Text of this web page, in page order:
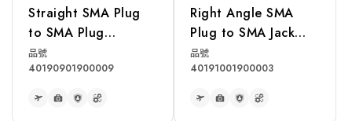
Straight SMA Plug
to SMA Plug
Adapter
品號
40190901900009
Right Angle SMA
Plug to SMA Jack
Adapter
品號
40191001900003